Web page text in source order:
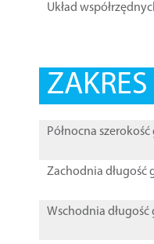
Układ
Północna
Zachodnia długość
Wschodnia długość